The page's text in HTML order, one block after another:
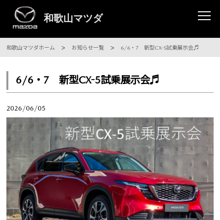
和歌山マツダホーム お知らせ一覧 6/6・7 新型CX-5試乗展示会♬
6/6・7 新型CX-5試乗展示会♬
2026/06/05